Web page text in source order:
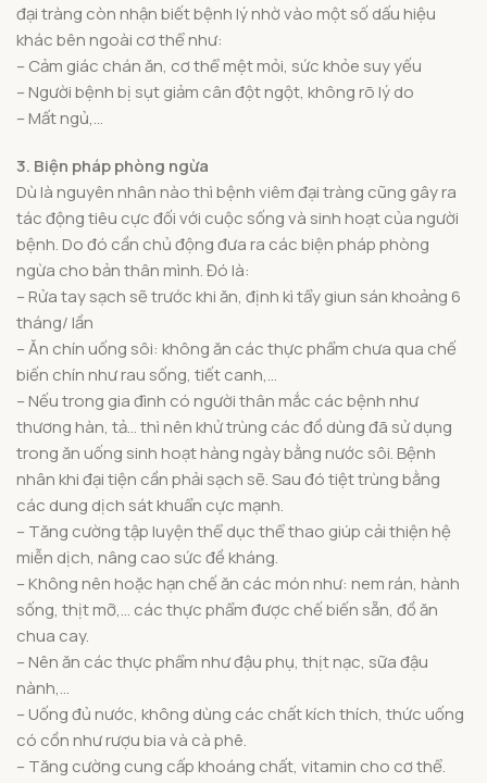
đại tràng còn nhận biết bệnh lý nhờ vào một số dấu hiệu
khác bên ngoài cơ thể như:
– Cảm giác chán ăn, cơ thể mệt mỏi, sức khỏe suy yếu
– Người bệnh bị sụt giảm cân đột ngột, không rõ lý do
– Mất ngủ,…
3. Biện pháp phòng ngừa
Dù là nguyên nhân nào thì bệnh viêm đại tràng cũng gây ra
tác động tiêu cực đối với cuộc sống và sinh hoạt của người
bệnh. Do đó cần chủ động đưa ra các biện pháp phòng
ngừa cho bản thân mình. Đó là:
– Rửa tay sạch sẽ trước khi ăn, định kì tẩy giun sán khoảng 6
tháng/ lần
– Ăn chín uống sôi: không ăn các thực phẩm chưa qua chế
biến chín như rau sống, tiết canh,…
– Nếu trong gia đình có người thân mắc các bệnh như
thương hàn, tả… thì nên khử trùng các đồ dùng đã sử dụng
trong ăn uống sinh hoạt hàng ngày bằng nước sôi. Bệnh
nhân khi đại tiện cần phải sạch sẽ. Sau đó tiệt trùng bằng
các dung dịch sát khuẩn cực mạnh.
– Tăng cường tập luyện thể dục thể thao giúp cải thiện hệ
miễn dịch, nâng cao sức đề kháng.
– Không nên hoặc hạn chế ăn các món như: nem rán, hành
sống, thịt mỡ,… các thực phẩm được chế biến sẵn, đồ ăn
chua cay.
– Nên ăn các thực phẩm như đậu phụ, thịt nạc, sữa đậu
nành,…
– Uống đủ nước, không dùng các chất kích thích, thức uống
có cồn như rượu bia và cà phê.
– Tăng cường cung cấp khoáng chất, vitamin cho cơ thể.